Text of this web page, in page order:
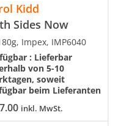
Kidd
Sides Now
inkl. MwSt.
Impex, IMP6040
: Lieferbar
von 5-10
soweit
beim Lieferanten